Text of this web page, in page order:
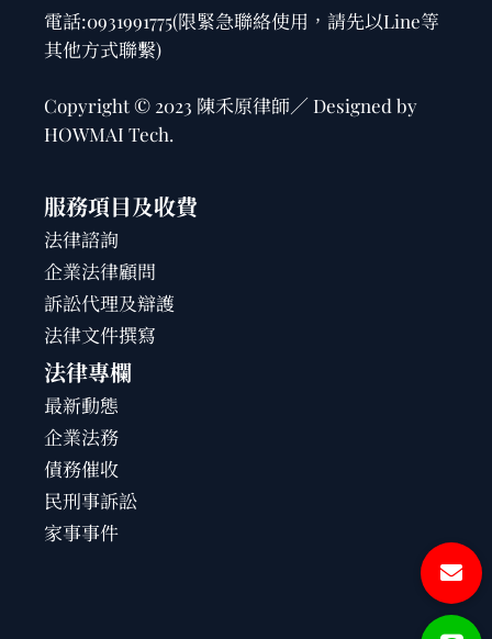
電話:0931991775(限緊急聯絡使用，請先以Line等
其他方式聯繫)
Copyright © 2023 陳禾原律師／ Designed by
HOWMAI Tech.
服務項目及收費
法律諮詢
企業法律顧問
訴訟代理及辯護
法律文件撰寫
法律專欄
最新動態
企業法務
債務催收
民刑事訴訟
家事事件